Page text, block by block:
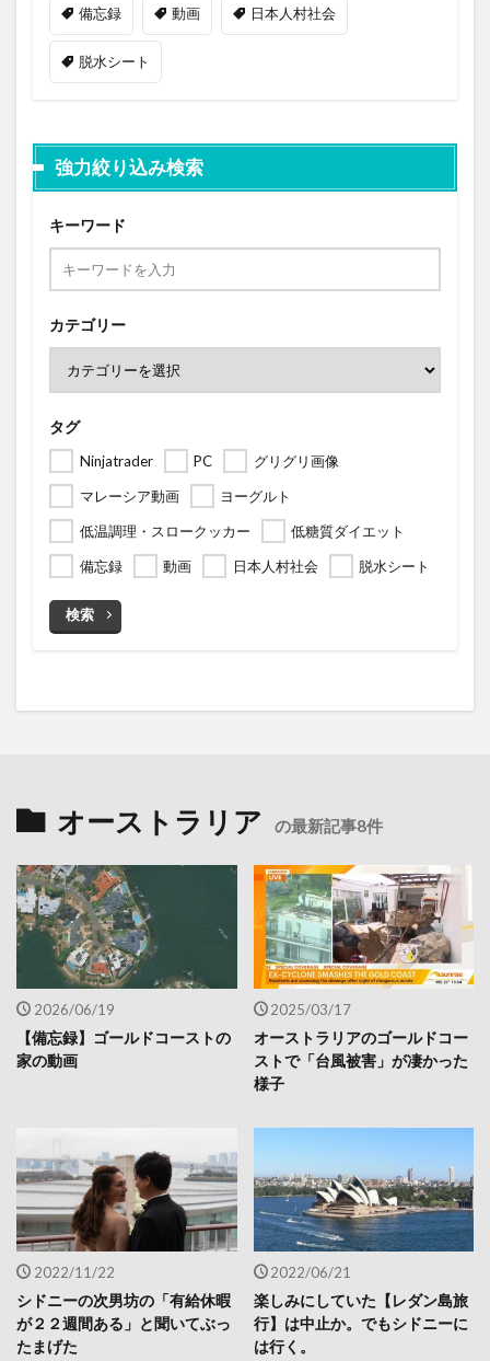
備忘録 動画 日本人村社会
脱水シート
強力絞り込み検索
キーワード
カテゴリー
タグ
Ninjatrader PC
グリグリ画像
マレーシア動画
ヨーグルト
低温調理・スロークッカー
低糖質ダイエット
備忘録
動画 日本人村社会 脱水シート
検索
オーストラリア の最新記事8件
2026/06/19
【備忘録】ゴールドコーストの
家の動画
2025/03/17
オーストラリアのゴールドコー
ストで「台風被害」が凄かった
様子
2022/11/22
シドニーの次男坊の「有給休暇
が２２週間ある」と聞いてぶっ
たまげた
2022/06/21
楽しみにしていた【レダン島旅
行】は中止か。でもシドニーに
は行く。